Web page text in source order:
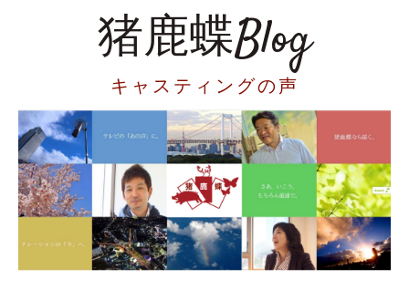
猪鹿蝶Blog
キャスティングの声